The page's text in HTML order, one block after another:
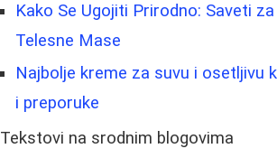
Kako Se Ugojiti Prirodno: Saveti
Telesne Mase
Najbolje kreme za suvu i osetljivu
i preporuke
Tekstovi na srodnim blogovima